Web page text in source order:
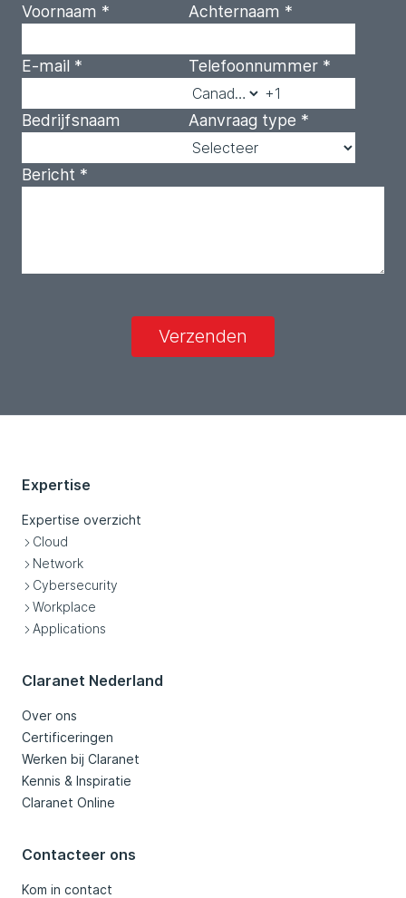
Voornaam * Achternaam *
E-mail * Telefoonnummer *
Bedrijfsnaam Aanvraag type *
Bericht *
Verzenden
Expertise
Expertise overzicht
Cloud
Network
Cybersecurity
Workplace
Applications
Claranet Nederland
Over ons
Certificeringen
Werken bij Claranet
Kennis & Inspiratie
Claranet Online
Contacteer ons
Kom in contact